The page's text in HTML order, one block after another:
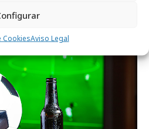
CookiesAviso Legal